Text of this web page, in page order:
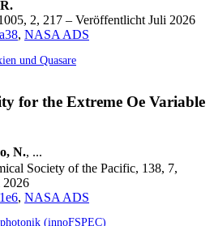
2, 217 – Veröffentlicht Juli 2026
, NASA ADS
und Quasare
for the Extreme Oe Variable
N., ...
Society of the Pacific, 138, 7,
2026
, NASA ADS
(innoFSPEC)